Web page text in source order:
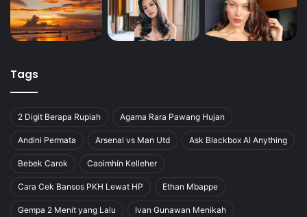
Tags
2 Digit Berapa Rupiah Agama Rara Pawang Hujan
Andini Permata Arsenal vs Man Utd Ask Blackbox AI Anything
Bebek Carok Caoimhín Kelleher
Cara Cek Bansos PKH Lewat HP Ethan Mbappe
Gempa 2 Menit yang Lalu Ivan Gunawan Menikah